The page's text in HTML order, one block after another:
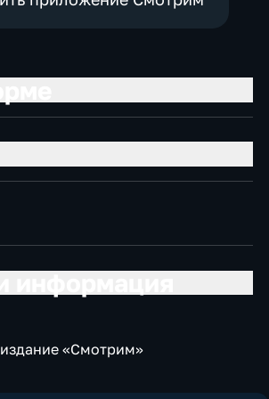
«Смотрим»